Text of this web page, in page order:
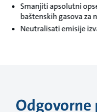
Smanjiti apsolutni
baštenskih gasova za
Neutralisati emisije
Odgovorne